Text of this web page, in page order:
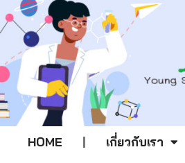
HOME เกี่ยวกับเรา